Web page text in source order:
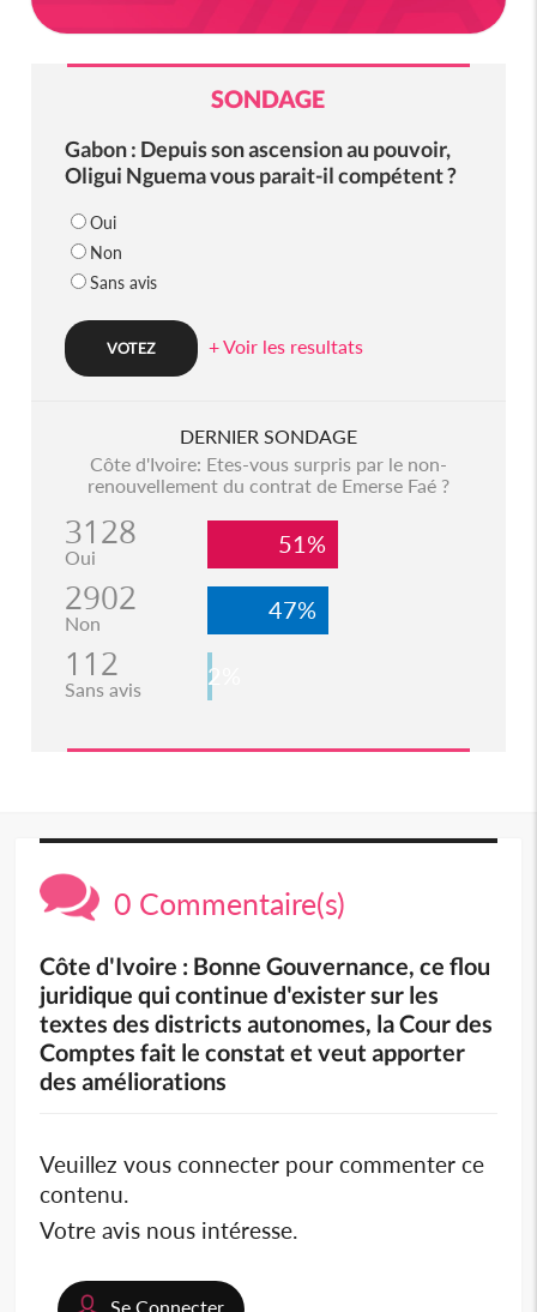
SONDAGE
Gabon : Depuis son ascension au pouvoir,
Oligui Nguema vous parait-il compétent ?
Oui
Non
Sans avis
+ Voir les resultats
DERNIER SONDAGE
Côte d'Ivoire: Etes-vous surpris par le non-
renouvellement du contrat de Emerse Faé ?
3128
Oui 51%
2902
Non 47%
112
Sans avis 2%
0 Commentaire(s)
Côte d'Ivoire : Bonne Gouvernance, ce flou
juridique qui continue d'exister sur les
textes des districts autonomes, la Cour des
Comptes fait le constat et veut apporter
des améliorations
Veuillez vous connecter pour commenter ce
contenu.
Votre avis nous intéresse.
Se Connecter